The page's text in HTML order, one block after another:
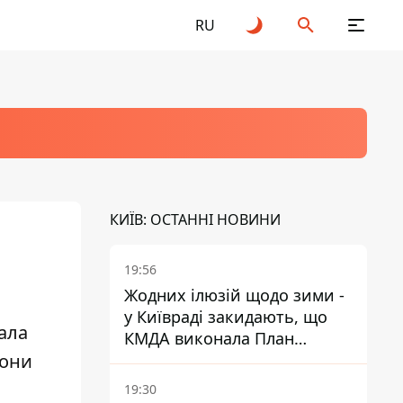
RU
КИЇВ: ОСТАННІ НОВИНИ
19:56
Жодних ілюзій щодо зими -
у Київраді закидають, що
КМДА виконала План
стійкості на 20%
19:30